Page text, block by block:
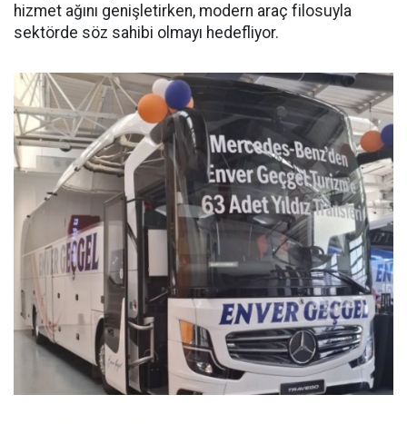
hizmet ağını genişletirken, modern araç filosuyla
sektörde söz sahibi olmayı hedefliyor.